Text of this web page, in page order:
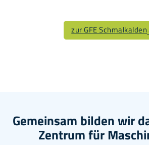
zur GFE Schmalkalden
Gemeinsam bilden wir
Zentrum für